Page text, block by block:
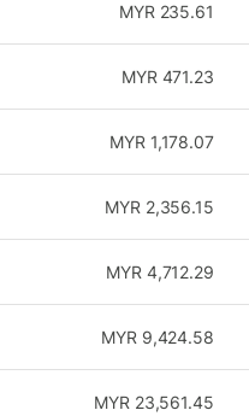
235.61
MYR
471.23
MYR
1,178.07
MYR
2,356.15
MYR
4,712.29
MYR
9,424.58
MYR
23,561.45
MYR